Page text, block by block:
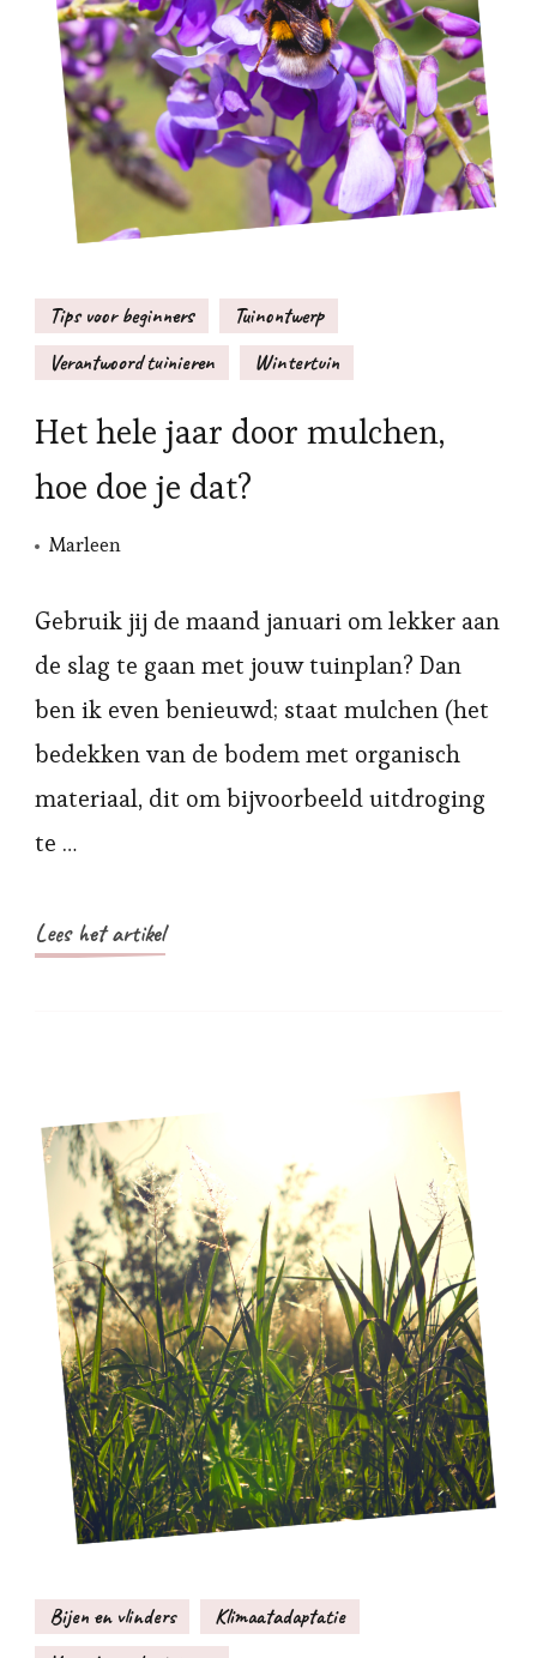
Tips voor beginners
Tuinontwerp
Verantwoord tuinieren
Wintertuin
Het hele jaar door mulchen,
hoe doe je dat?
Marleen
Gebruik jij de maand januari om lekker aan
de slag te gaan met jouw tuinplan? Dan
ben ik even benieuwd; staat mulchen (het
bedekken van de bodem met organisch
materiaal, dit om bijvoorbeeld uitdroging
te …
Lees het artikel
Bijen en vlinders
Klimaatadaptatie